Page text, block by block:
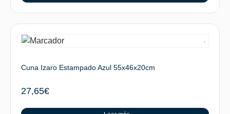
Cuna Izaro Estampado Azul 55x46x20cm
27,65€